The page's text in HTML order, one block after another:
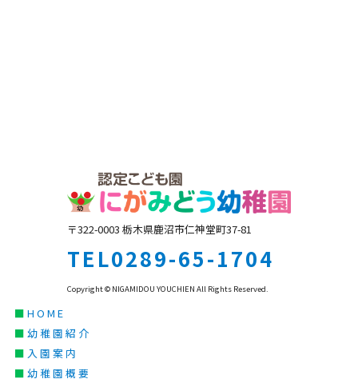
〒322-0003 栃木県鹿沼市仁神堂町37-81
TEL0289-65-1704
Copyright © NIGAMIDOU YOUCHIEN All Rights Reserved.
■ HOME
■ 幼稚園紹介
■ 入園案内
■ 幼稚園概要